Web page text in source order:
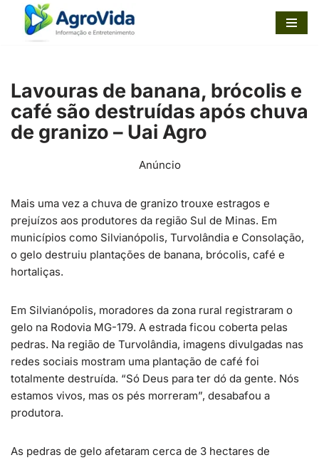
Pular
conteúdo
Lavouras de banana, brócolis e
café são destruídas após chuva
de granizo – Uai Agro
Anúncio
Mais uma vez a chuva de granizo trouxe estragos e
prejuízos aos produtores da região Sul de Minas. Em
municípios como Silvianópolis, Turvolândia e Consolação,
o gelo destruiu plantações de banana, brócolis, café e
hortaliças.
Em Silvianópolis, moradores da zona rural registraram o
gelo na Rodovia MG-179. A estrada ficou coberta pelas
pedras. Na região de Turvolândia, imagens divulgadas nas
redes sociais mostram uma plantação de café foi
totalmente destruída. “Só Deus para ter dó da gente. Nós
estamos vivos, mas os pés morreram”, desabafou a
produtora.
As pedras de gelo afetaram cerca de 3 hectares de